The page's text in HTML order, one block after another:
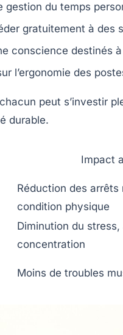
gestion du temps
gratuitement à des
conscience destinés à
l’ergonomie des
peut s’investir
durable.
Impact
Réduction des arrêts
condition physique
Diminution du
concentration
Moins de troubles